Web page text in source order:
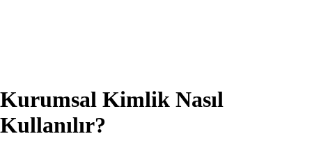
Kurumsal Kimlik Nasıl
Kullanılır?